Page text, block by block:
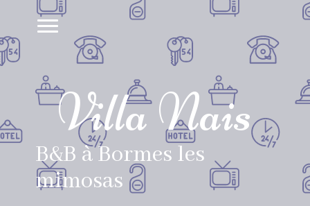
Villa Nais
B&B à Bormes les
mimosas